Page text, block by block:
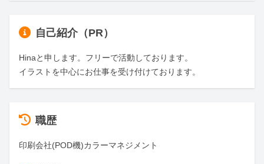
自己紹介（PR）
Hinaと申します。フリーで活動しております。
イラストを中心にお仕事を受け付けております。
職歴
印刷会社(POD機)カラーマネジメント